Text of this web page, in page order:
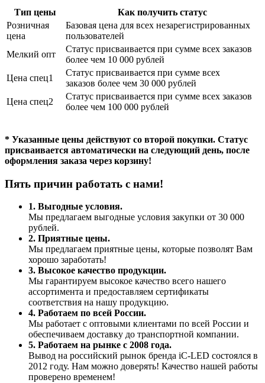
Тип цены
Как получить статус
Розничная
цена
Базовая цена для всех незарегистрированных
пользователей
Мелкий опт
Статус присваивается при сумме всех заказов
более чем 10 000 рублей
Цена спец1
Статус присваивается при сумме всех
заказов более чем 30 000 рублей
Цена спец2
Статус присваивается при сумме всех заказов
более чем 100 000 рублей
* Указанные цены действуют со второй покупки. Статус
присваивается автоматически на следующий день, после
оформления заказа через корзину!
Пять причин работать с нами!
1. Выгодные условия.
Мы предлагаем выгодные условия закупки от 30 000
рублей.
2. Приятные цены.
Мы предлагаем приятные цены, которые позволят Вам
хорошо заработать!
3. Высокое качество продукции.
Мы гарантируем высокое качество всего нашего
ассортимента и предоставляем сертификаты
соответствия на нашу продукцию.
4. Работаем по всей России.
Мы работает с оптовыми клиентами по всей России и
обеспечиваем доставку до транспортной компании.
5. Работаем на рынке с 2008 года.
Вывод на российский рынок бренда iC-LED состоялся в
2012 году. Нам можно доверять! Качество нашей работы
проверено временем!